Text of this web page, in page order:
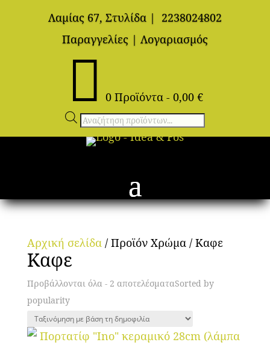
Λαμίας 67, Στυλίδα |
2238024802
Παραγγελίες | Λογαριασμός
 0 Προϊόντα - 0,00 €
Αναζήτηση
προϊόντων
Αρχική σελίδα/ Προϊόν Χρώμα / Καφε
Καφε
Προβάλλονται όλα - 2 αποτελέσματαSorted by
popularity